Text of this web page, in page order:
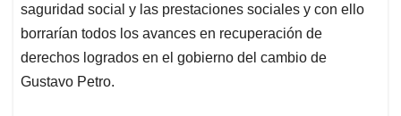
saguridad social y las prestaciones sociales y con ello
borrarían todos los avances en recuperación de
derechos logrados en el gobierno del cambio de
Gustavo Petro.